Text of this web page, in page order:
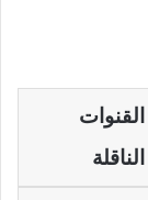
القنوات
الناقلة